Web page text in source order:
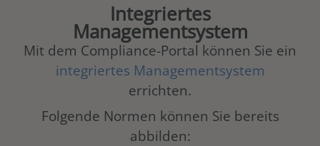
Integriertes
Managementsystem
Mit dem Compliance-Portal können Sie ein
integriertes Managementsystem
errichten.
Folgende Normen können Sie bereits
abbilden: